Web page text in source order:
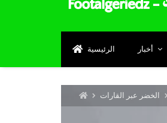
الرئيسية أخبار
الخضر عبر القارات